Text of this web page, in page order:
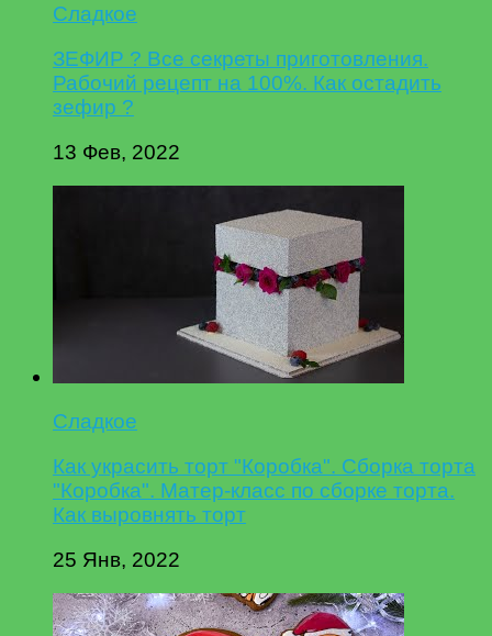
Сладкое
ЗЕФИР ? Все секреты приготовления.
Рабочий рецепт на 100%. Как остадить
зефир ?
13 Фев, 2022
Сладкое
Как украсить торт "Коробка". Сборка торта
"Коробка". Матер-класс по сборке торта.
Как выровнять торт
25 Янв, 2022